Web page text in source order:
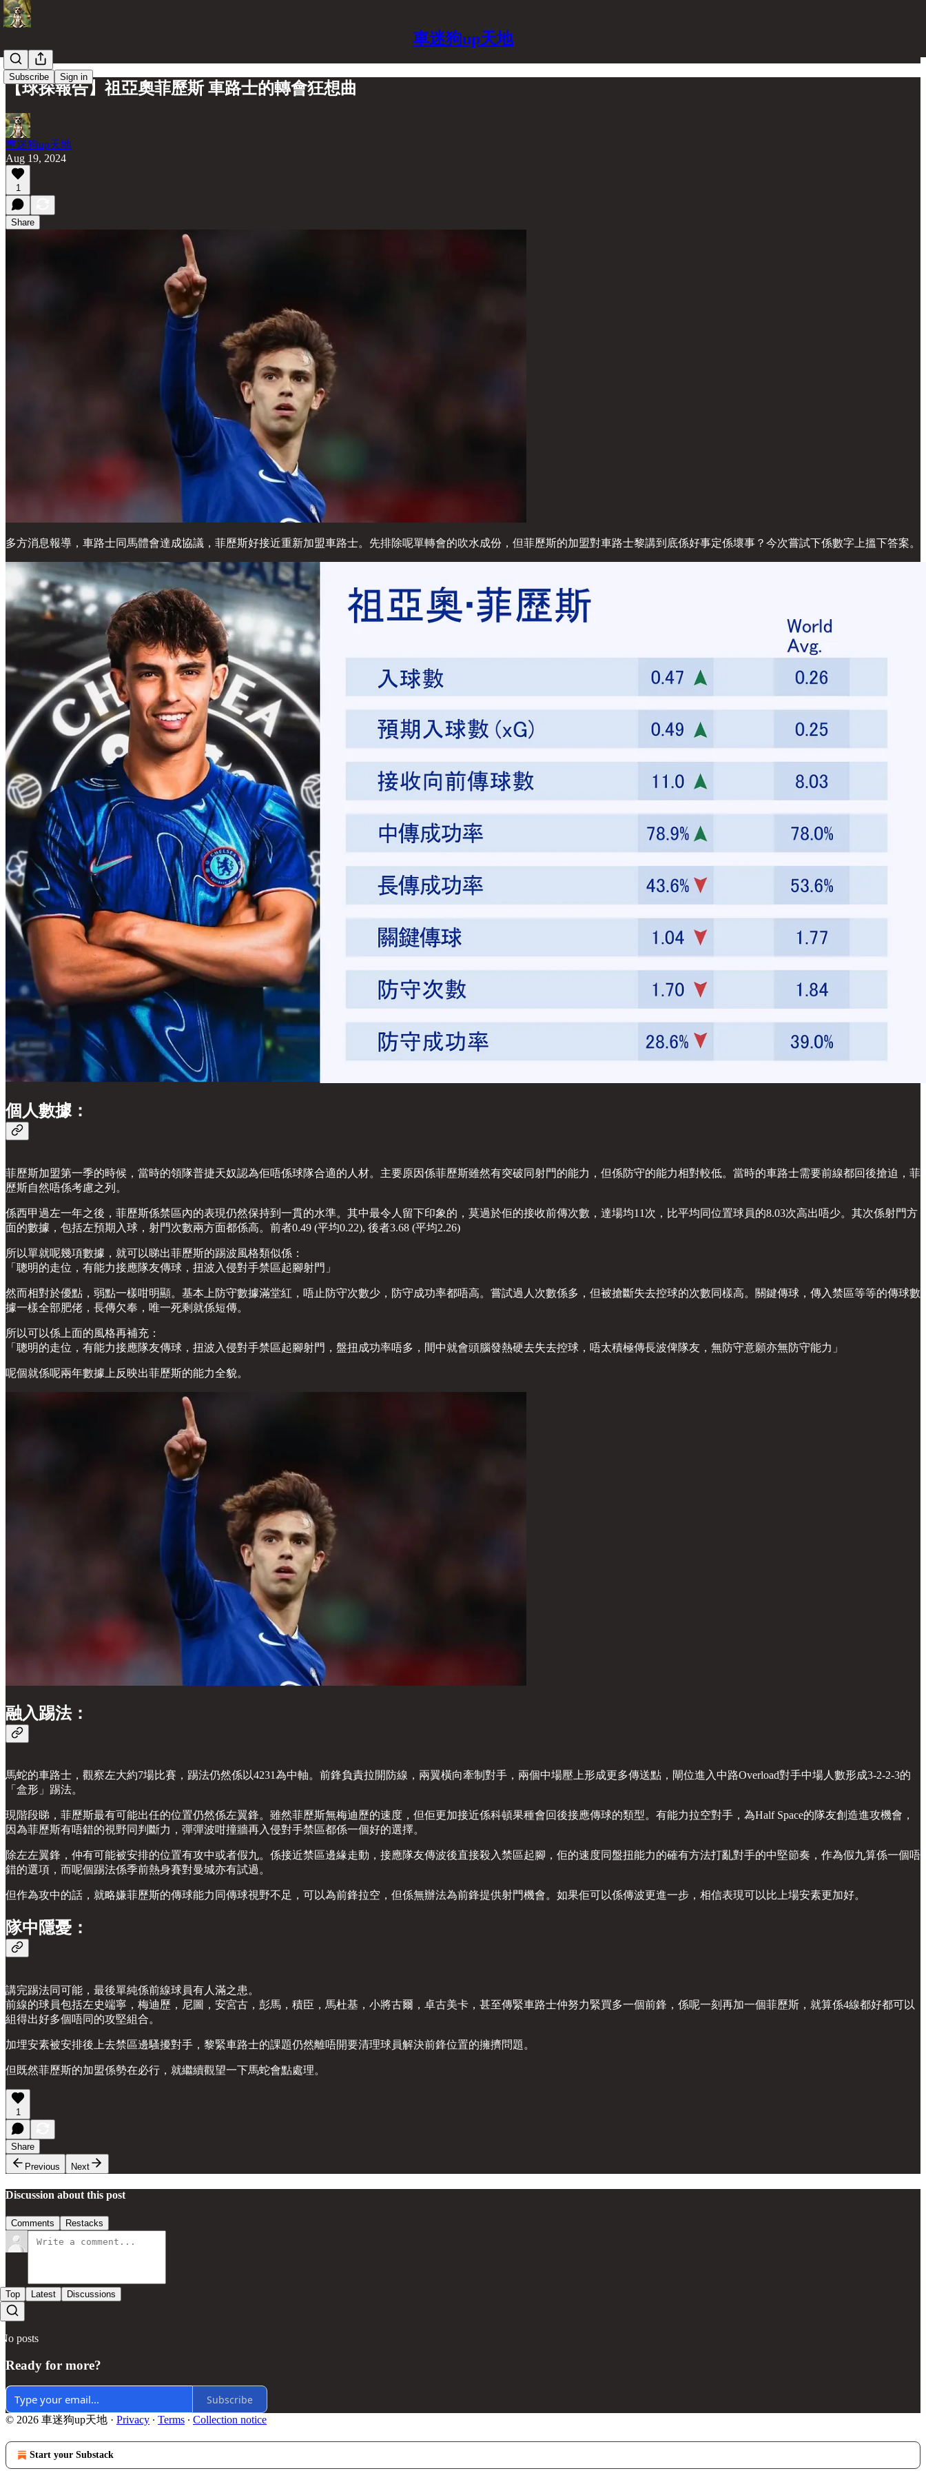
車迷狗up天地
Subscribe Sign in
【球探報告】祖亞奧菲歷斯 車路士的轉會狂想曲
車迷狗up天地
Aug 19, 2024
1
Share
多方消息報導，車路士同馬體會達成協議，菲歷斯好接近重新加盟車路士。先排除呢單轉會的吹水成份，但菲歷斯的加盟對車路士黎講到底係好事定係壞事？今次嘗試下係數字上搵下答案。
個人數據：
菲歷斯加盟第一季的時候，當時的領隊普捷天奴認為佢唔係球隊合適的人材。主要原因係菲歷斯雖然有突破同射門的能力，但係防守的能力相對較低。當時的車路士需要前線都回後搶迫，菲
歷斯自然唔係考慮之列。
係西甲過左一年之後，菲歷斯係禁區內的表現仍然保持到一貫的水準。其中最令人留下印象的，莫過於佢的接收前傳次數，達場均11次，比平均同位置球員的8.03次高出唔少。其次係射門方
面的數據，包括左預期入球，射門次數兩方面都係高。前者0.49 (平均0.22), 後者3.68 (平均2.26)
所以單就呢幾項數據，就可以睇出菲歷斯的踢波風格類似係：
「聰明的走位，有能力接應隊友傳球，扭波入侵對手禁區起腳射門」
然而相對於優點，弱點一樣咁明顯。基本上防守數據滿堂紅，唔止防守次數少，防守成功率都唔高。嘗試過人次數係多，但被搶斷失去控球的次數同樣高。關鍵傳球，傳入禁區等等的傳球數
據一樣全部肥佬，長傳欠奉，唯一死剩就係短傳。
所以可以係上面的風格再補充：
「聰明的走位，有能力接應隊友傳球，扭波入侵對手禁區起腳射門，盤扭成功率唔多，間中就會頭腦發熱硬去失去控球，唔太積極傳長波俾隊友，無防守意願亦無防守能力」
呢個就係呢兩年數據上反映出菲歷斯的能力全貌。
融入踢法：
馬蛇的車路士，觀察左大約7場比賽，踢法仍然係以4231為中軸。前鋒負責拉開防線，兩翼橫向牽制對手，兩個中場壓上形成更多傳送點，閘位進入中路Overload對手中場人數形成3-2-2-3的
「盒形」踢法。
現階段睇，菲歷斯最有可能出任的位置仍然係左翼鋒。雖然菲歷斯無梅迪歷的速度，但佢更加接近係科頓果種會回後接應傳球的類型。有能力拉空對手，為Half Space的隊友創造進攻機會，
因為菲歷斯有唔錯的視野同判斷力，彈彈波咁撞牆再入侵對手禁區都係一個好的選擇。
除左左翼鋒，仲有可能被安排的位置有攻中或者假九。係接近禁區邊緣走動，接應隊友傳波後直接殺入禁區起腳，佢的速度同盤扭能力的確有方法打亂對手的中堅節奏，作為假九算係一個唔
錯的選項，而呢個踢法係季前熱身賽對曼城亦有試過。
但作為攻中的話，就略嫌菲歷斯的傳球能力同傳球視野不足，可以為前鋒拉空，但係無辦法為前鋒提供射門機會。如果佢可以係傳波更進一步，相信表現可以比上場安素更加好。
隊中隱憂：
講完踢法同可能，最後單純係前線球員有人滿之患。
前線的球員包括左史端寧，梅迪歷，尼圖，安宮古，彭馬，積臣，馬杜基，小將古爾，卓古美卡，甚至傳緊車路士仲努力緊買多一個前鋒，係呢一刻再加一個菲歷斯，就算係4線都好都可以
組得出好多個唔同的攻堅組合。
加埋安素被安排後上去禁區邊騷擾對手，黎緊車路士的課題仍然離唔開要清理球員解決前鋒位置的擁擠問題。
但既然菲歷斯的加盟係勢在必行，就繼續觀望一下馬蛇會點處理。
1
Share
Previous
Next
Discussion about this post
Comments Restacks
Top Latest Discussions
No posts
Ready for more?
Subscribe
© 2026 車迷狗up天地 · Privacy ∙ Terms ∙ Collection notice
Start your Substack